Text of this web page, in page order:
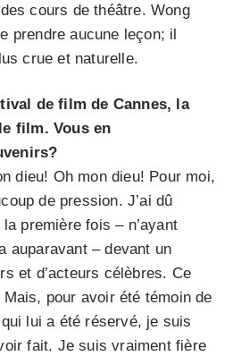
cours de théâtre. Wong
prendre aucune leçon; il
crue et naturelle.
de film de Cannes, la
film. Vous en
dieu! Oh mon dieu! Pour moi,
de pression. J’ai dû
première fois – n’ayant
auparavant – devant un
et d’acteurs célèbres. Ce
Mais, pour avoir été témoin de
lui a été réservé, je suis
fait. Je suis vraiment fière